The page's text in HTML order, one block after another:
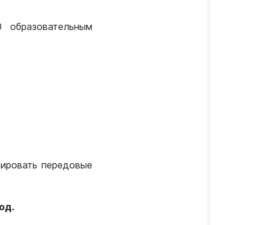
передовые